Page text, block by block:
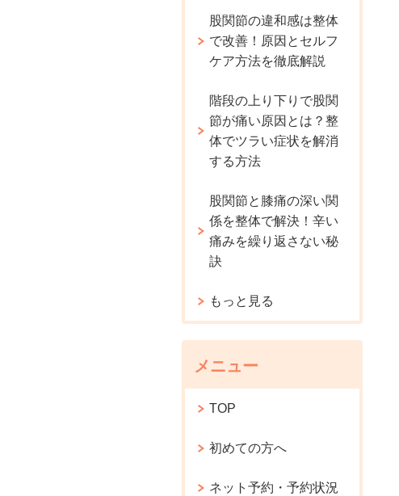
股関節の違和感は整体
で改善！原因とセルフ
ケア方法を徹底解説
階段の上り下りで股関
節が痛い原因とは？整
体でツラい症状を解消
する方法
股関節と膝痛の深い関
係を整体で解決！辛い
痛みを繰り返さない秘
訣
もっと見る
メニュー
TOP
初めての方へ
ネット予約・予約状況